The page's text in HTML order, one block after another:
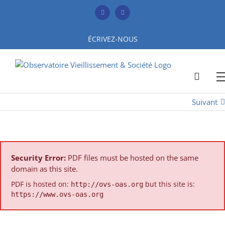
FacebookYouTube
ÉCRIVEZ-NOUS
Suivant
Security Error: PDF files must be hosted on the same
domain as this site.
PDF is hosted on: http://ovs-oas.org but this site is:
https://www.ovs-oas.org